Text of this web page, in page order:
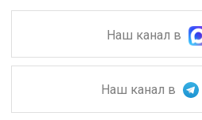
Наш канал в
Наш канал в